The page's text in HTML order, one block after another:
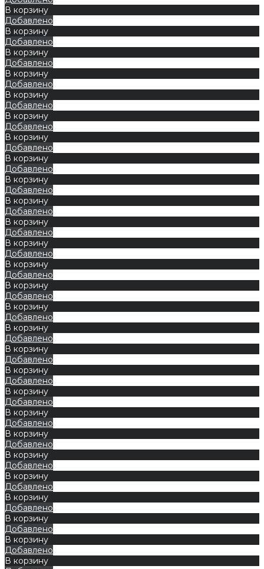
В корзину
Добавлено
В корзину
Добавлено
В корзину
Добавлено
В корзину
Добавлено
В корзину
Добавлено
В корзину
Добавлено
В корзину
Добавлено
В корзину
Добавлено
В корзину
Добавлено
В корзину
Добавлено
В корзину
Добавлено
В корзину
Добавлено
В корзину
Добавлено
В корзину
Добавлено
В корзину
Добавлено
В корзину
Добавлено
В корзину
Добавлено
В корзину
Добавлено
В корзину
Добавлено
В корзину
Добавлено
В корзину
Добавлено
В корзину
Добавлено
В корзину
Добавлено
В корзину
Добавлено
В корзину
Добавлено
В корзину
Добавлено
В корзину